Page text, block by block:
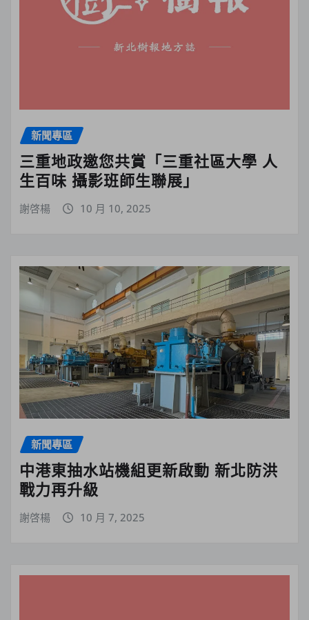
新聞專區
三重地政邀您共賞「三重社區大學 人
生百味 攝影班師生聯展」
謝啓楊 10 月 10, 2025
新聞專區
中港東抽水站機組更新啟動 新北防洪
戰力再升級
謝啓楊 10 月 7, 2025